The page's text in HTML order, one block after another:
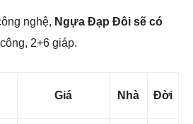
nghệ, Ngựa Đạp Đôi sẽ có
2+6 giáp.
Giá Nhà Đời